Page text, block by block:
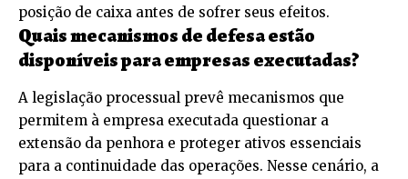
posição de caixa antes de sofrer seus efeitos.
Quais mecanismos de defesa estão
disponíveis para empresas executadas?
A legislação processual prevê mecanismos que
permitem à empresa executada questionar a
extensão da penhora e proteger ativos essenciais
para a continuidade das operações. Nesse cenário, a